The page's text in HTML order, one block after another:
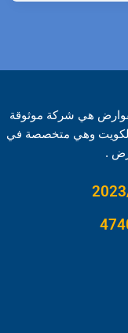
هي شركة موثوقة
وهي متخصصة في
.